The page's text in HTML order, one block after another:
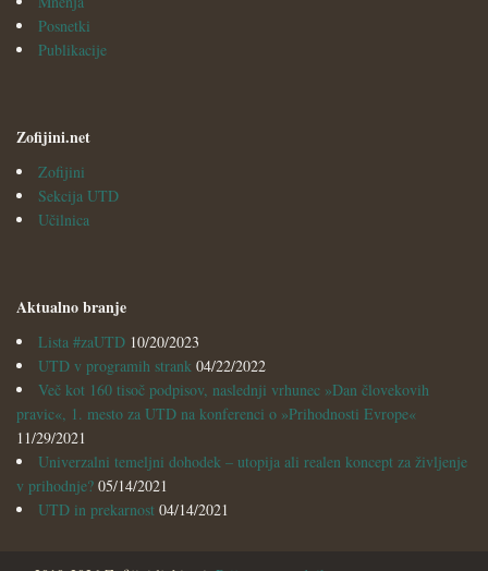
Posnetki
Publikacije
Zofijini.net
Zofijini
Sekcija UTD
Učilnica
Aktualno branje
Lista #zaUTD 10/20/2023
UTD v programih strank 04/22/2022
Več kot 160 tisoč podpisov, naslednji vrhunec »Dan človekovih
pravic«, 1. mesto za UTD na konferenci o »Prihodnosti Evrope«
11/29/2021
Univerzalni temeljni dohodek – utopija ali realen koncept za življenje
v prihodnje? 05/14/2021
UTD in prekarnost 04/14/2021